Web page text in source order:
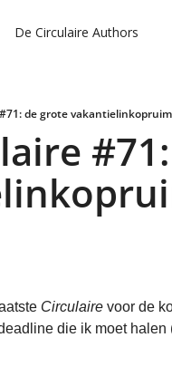
De Circulaire Authors
de grote
Circulaire voor de
die ik moet